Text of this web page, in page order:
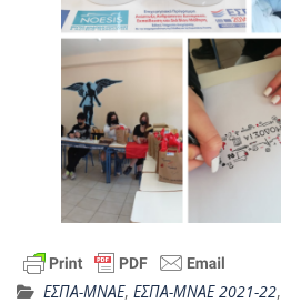
ΕΣΠΑ-ΜΝΑΕ, ΕΣΠΑ-ΜΝΑΕ 2021-22,